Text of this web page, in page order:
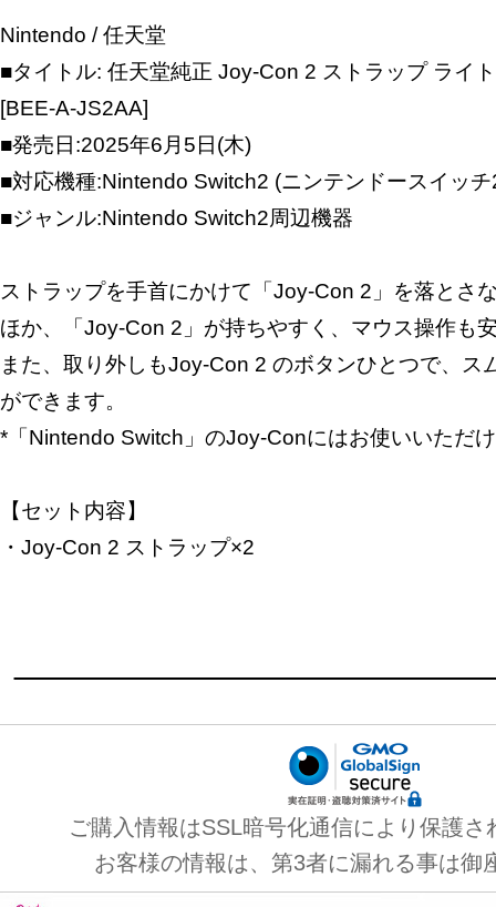
Nintendo / 任天堂
■タイトル: 任天堂純正 Joy-Con 2 ストラップ ライ
[BEE-A-JS2AA]
■発売日:2025年6月5日(木)
■対応機種:Nintendo Switch2 (ニンテンドースイッチ
■ジャンル:Nintendo Switch2周辺機器
ストラップを手首にかけて「Joy-Con 2」を落とさ
ほか、「Joy-Con 2」が持ちやすく、マウス操作も
また、取り外しもJoy-Con 2 のボタンひとつで、ス
ができます。
*「Nintendo Switch」のJoy-Conにはお使いいただ
【セット内容】
・Joy-Con 2 ストラップ×2
ご購入情報はSSL暗号化通信により保護さ
お客様の情報は、第3者に漏れる事は御